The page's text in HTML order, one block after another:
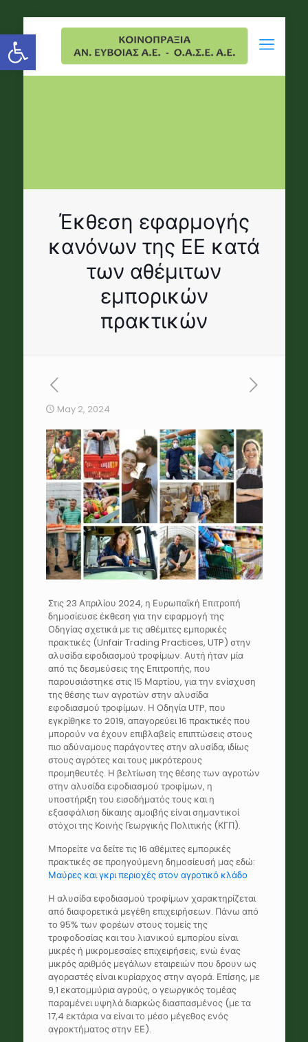
Open toolbar
Έκθεση εφαρμογής
κανόνων της ΕΕ κατά
των αθέμιτων
εμπορικών
πρακτικών
May 2, 2024
Στις 23 Απριλίου 2024, η Ευρωπαϊκή Επιτροπή
δημοσίευσε έκθεση για την εφαρμογή της
Οδηγίας σχετικά με τις αθέμιτες εμπορικές
πρακτικές (Unfair Trading Practices, UTP) στην
αλυσίδα εφοδιασμού τροφίμων. Αυτή ήταν μία
από τις δεσμεύσεις της Επιτροπής, που
παρουσιάστηκε στις 15 Μαρτίου, για την ενίσχυση
της θέσης των αγροτών στην αλυσίδα
εφοδιασμού τροφίμων. Η Οδηγία UTP, που
εγκρίθηκε το 2019, απαγορεύει 16 πρακτικές που
μπορούν να έχουν επιβλαβείς επιπτώσεις στους
πιο αδύναμους παράγοντες στην αλυσίδα, ιδίως
στους αγρότες και τους μικρότερους
προμηθευτές. Η βελτίωση της θέσης των αγροτών
στην αλυσίδα εφοδιασμού τροφίμων, η
υποστήριξη του εισοδήματός τους και η
εξασφάλιση δίκαιης αμοιβής είναι σημαντικοί
στόχοι της Κοινής Γεωργικής Πολιτικής (ΚΓΠ).
Μπορείτε να δείτε τις 16 αθέμιτες εμπορικές
πρακτικές σε προηγούμενη δημοσίευσή μας εδώ:
Μαύρες και γκρι περιοχές στον αγροτικό κλάδο
Η αλυσίδα εφοδιασμού τροφίμων χαρακτηρίζεται
από διαφορετικά μεγέθη επιχειρήσεων. Πάνω από
το 95% των φορέων στους τομείς της
τροφοδοσίας και του λιανικού εμπορίου είναι
μικρές ή μικρομεσαίες επιχειρήσεις, ενώ ένας
μικρός αριθμός μεγάλων εταιρειών που δρουν ως
αγοραστές είναι κυρίαρχος στην αγορά. Επίσης, με
9,1 εκατομμύρια αγρούς, ο γεωργικός τομέας
παραμένει υψηλά διαρκώς διασπασμένος (με τα
17,4 εκτάρια να είναι το μέσο μέγεθος ενός
αγροκτήματος στην ΕΕ).